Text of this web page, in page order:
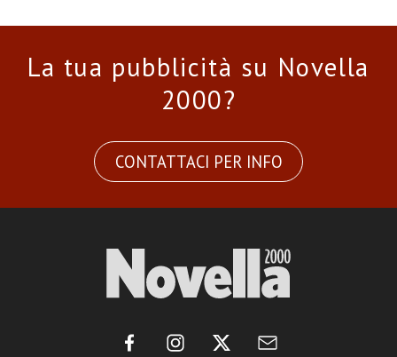
La tua pubblicità su Novella
2000?
CONTATTACI PER INFO